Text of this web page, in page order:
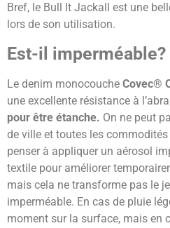
Bref, le Bull It Jackall est une
lors de son utilisation.
Est-il imperméable?
Le denim monocouche Covec®
une excellente résistance à
pour être étanche. On ne peut
de ville et toutes les
penser à appliquer un aérosol
textile pour améliorer
mais cela ne transforme pas le
imperméable. En cas de pluie
moment sur la surface, mais en